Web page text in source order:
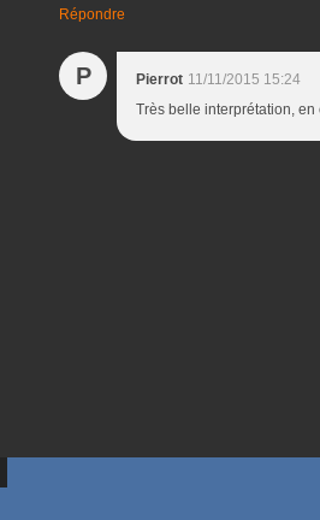
Répondre
P Pierrot 11/11/2015 15:24
Très belle interprétation, en